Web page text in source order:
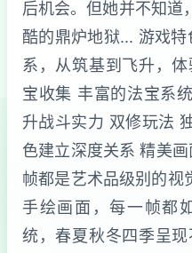
后机会。但她并不知道
酷的鼎炉地狱... 游戏
系，从筑基到飞升，
宝收集 丰富的法宝系
升战斗实力 双修玩法
色建立深度关系 精美
帧都是艺术品级别的视
手绘画面，每一帧都
统，春夏秋冬四季呈